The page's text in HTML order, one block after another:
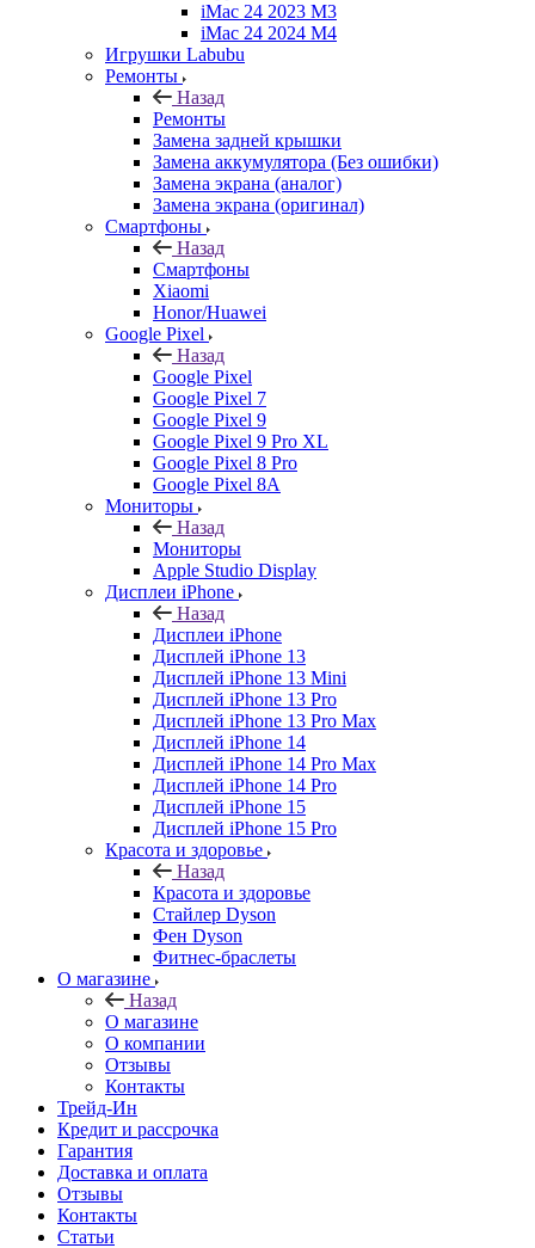
iMac 24 2023 M3
iMac 24 2024 M4
Игрушки Labubu
Ремонты
Назад
Ремонты
Замена задней крышки
Замена аккумулятора (Без ошибки)
Замена экрана (аналог)
Замена экрана (оригинал)
Смартфоны
Назад
Смартфоны
Xiaomi
Honor/Huawei
Google Pixel
Назад
Google Pixel
Google Pixel 7
Google Pixel 9
Google Pixel 9 Pro XL
Google Pixel 8 Pro
Google Pixel 8A
Мониторы
Назад
Мониторы
Apple Studio Display
Дисплеи iPhone
Назад
Дисплеи iPhone
Дисплей iPhone 13
Дисплей iPhone 13 Mini
Дисплей iPhone 13 Pro
Дисплей iPhone 13 Pro Max
Дисплей iPhone 14
Дисплей iPhone 14 Pro Max
Дисплей iPhone 14 Pro
Дисплей iPhone 15
Дисплей iPhone 15 Pro
Красота и здоровье
Назад
Красота и здоровье
Стайлер Dyson
Фен Dyson
Фитнес-браслеты
О магазине
Назад
О магазине
О компании
Отзывы
Контакты
Трейд-Ин
Кредит и рассрочка
Гарантия
Доставка и оплата
Отзывы
Контакты
Статьи